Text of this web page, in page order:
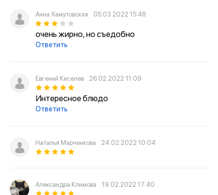
Анна Хамутовская 05.03.2022 15:48
очень жирно, но съедобно
Ответить
Евгений Киселев 26.02.2022 11:09
Интересное блюдо
Ответить
Наталья Марченкова 24.02.2022 10:04
Александра Климова 19.02.2022 17:40